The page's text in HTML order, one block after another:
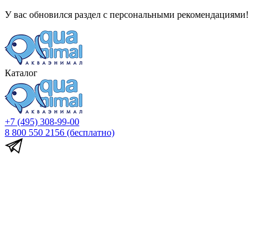
У вас обновился раздел с персональными рекомендациями!
Каталог
+7 (495) 308-99-00
8 800 550 2156 (бесплатно)